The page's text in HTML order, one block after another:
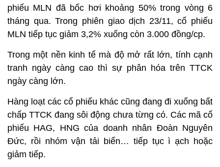
phiếu MLN đã bốc hơi khoảng 50% trong vòng 6
tháng qua. Trong phiên giao dịch 23/11, cổ phiếu
MLN tiếp tục giảm 3,2% xuống còn 3.000 đồng/cp.
Trong một nền kinh tế mà độ mở rất lớn, tính cạnh
tranh ngày càng cao thì sự phân hóa trên TTCK
ngày càng lớn.
Hàng loạt các cổ phiếu khác cũng đang đi xuống bất
chấp TTCK đang sôi động chưa từng có. Các mã cổ
phiếu HAG, HNG của doanh nhân Đoàn Nguyên
Đức, rồi nhóm vận tải biển… tiếp tục ì ạch hoặc
giảm tiếp.